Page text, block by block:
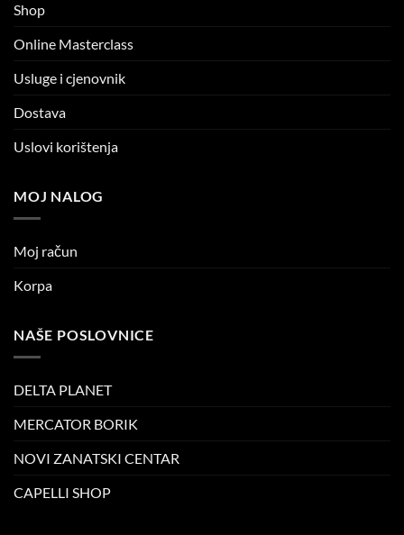
Shop
Online Masterclass
Usluge i cjenovnik
Dostava
Uslovi korištenja
MOJ NALOG
Moj račun
Korpa
NAŠE POSLOVNICE
DELTA PLANET
MERCATOR BORIK
NOVI ZANATSKI CENTAR
CAPELLI SHOP